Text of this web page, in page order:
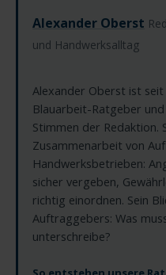
Alexander Oberst
und Handwerksalltag
Alexander Oberst ist
Blauarbeit-Ratgeber
Stimmen der Redaktion.
Zusammenarbeit von
Handwerksbetrieben:
sicher vergeben,
richtig einordnen. Sein
Auftraggebers: Was
unterschreibe?